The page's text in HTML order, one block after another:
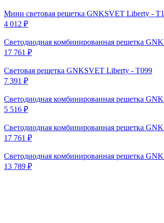
Мини световая решетка GNKSVET Liberty -
4 012 ₽
Светодиодная комбинированная решетка
17 761 ₽
Световая решетка GNKSVET Liberty - T099
7 391 ₽
Светодиодная комбинированная решетка
5 516 ₽
Светодиодная комбинированная решетка
17 761 ₽
Светодиодная комбинированная решетка
13 789 ₽